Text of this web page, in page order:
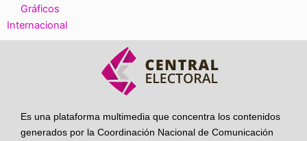
Gráficos
Internacional
Es una plataforma multimedia que concentra los contenidos
generados por la Coordinación Nacional de Comunicación